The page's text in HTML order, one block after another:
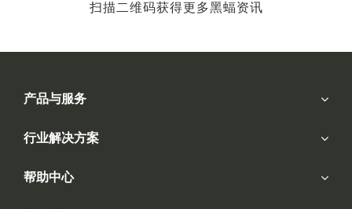
扫描二维码获得更多黑蝠资讯
产品与服务
行业解决方案
帮助中心